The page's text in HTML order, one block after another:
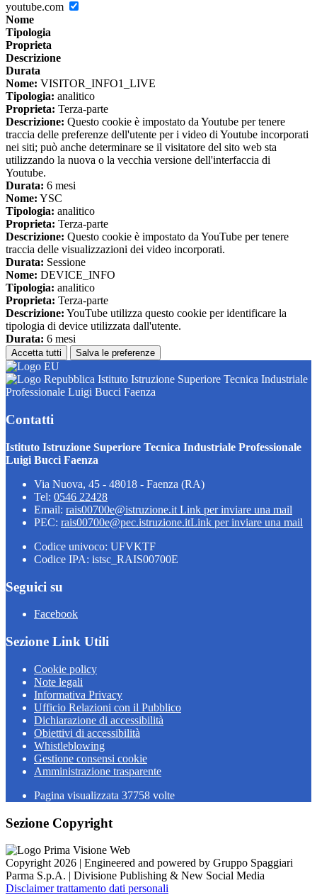
youtube.com
Nome
Tipologia
Proprieta
Descrizione
Durata
Nome: VISITOR_INFO1_LIVE
Tipologia: analitico
Proprieta: Terza-parte
Descrizione: Questo cookie è impostato da Youtube per tenere
traccia delle preferenze dell'utente per i video di Youtube incorporati
nei siti; può anche determinare se il visitatore del sito web sta
utilizzando la nuova o la vecchia versione dell'interfaccia di
Youtube.
Durata: 6 mesi
Nome: YSC
Tipologia: analitico
Proprieta: Terza-parte
Descrizione: Questo cookie è impostato da YouTube per tenere
traccia delle visualizzazioni dei video incorporati.
Durata: Sessione
Nome: DEVICE_INFO
Tipologia: analitico
Proprieta: Terza-parte
Descrizione: YouTube utilizza questo cookie per identificare la
tipologia di device utilizzata dall'utente.
Durata: 6 mesi
Accetta tutti Salva le preferenze
Istituto Istruzione Superiore Tecnica Industriale
Professionale Luigi Bucci Faenza
Contatti
Istituto Istruzione Superiore Tecnica Industriale Professionale
Luigi Bucci Faenza
Via Nuova, 45 - 48018 - Faenza (RA)
Tel: 0546 22428
Email: rais00700e@istruzione.it Link per inviare una mail
PEC: rais00700e@pec.istruzione.itLink per inviare una mail
Codice univoco: UFVKTF
Codice IPA: istsc_RAIS00700E
Seguici su
Facebook
Sezione Link Utili
Cookie policy
Note legali
Informativa Privacy
Ufficio Relazioni con il Pubblico
Dichiarazione di accessibilità
Obiettivi di accessibilità
Whistleblowing
Gestione consensi cookie
Amministrazione trasparente
Pagina visualizzata 37758 volte
Sezione Copyright
Copyright 2026 | Engineered and powered by Gruppo Spaggiari
Parma S.p.A. | Divisione Publishing & New Social Media
Disclaimer trattamento dati personali